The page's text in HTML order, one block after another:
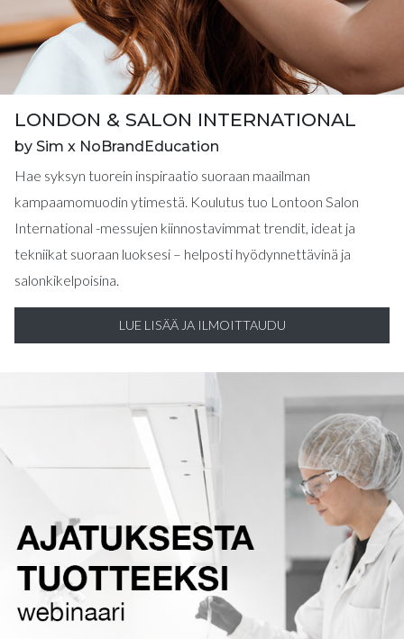
LONDON & SALON INTERNATIONAL
by Sim x NoBrandEducation
Hae syksyn tuorein inspiraatio suoraan maailman
kampaamomuodin ytimestä. Koulutus tuo Lontoon Salon
International -messujen kiinnostavimmat trendit, ideat ja
tekniikat suoraan luoksesi – helposti hyödynnettävinä ja
salonkikelpoisina.
LUE LISÄÄ JA ILMOITTAUDU